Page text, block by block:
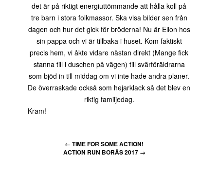
det är på riktigt energiuttömmande att hålla koll på
tre barn i stora folkmassor. Ska visa bilder sen från
dagen och hur det gick för bröderna! Nu är Elion hos
sin pappa och vi är tillbaka i huset. Kom faktiskt
precis hem, vi åkte vidare nästan direkt (Mange fick
stanna till i duschen på vägen) till svärföräldrarna
som bjöd in till middag om vi inte hade andra planer.
De överraskade också som hejarklack så det blev en
riktig familjedag.
Kram!
← TIME FOR SOME ACTION!
ACTION RUN BORÅS 2017 →